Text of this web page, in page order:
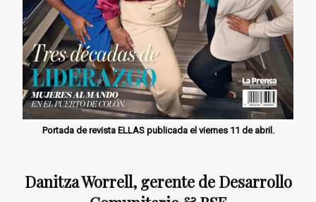
Portada de revista ELLAS publicada el viernes 11 de abril.
Danitza Worrell, gerente de Desarrollo